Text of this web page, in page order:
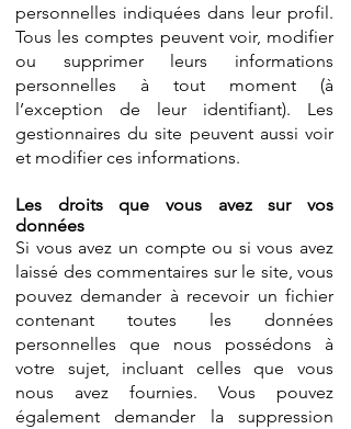
personnelles indiquées dans leur profil.
Tous les comptes peuvent voir, modifier
ou supprimer leurs informations
personnelles à tout moment (à
l’exception de leur identifiant). Les
gestionnaires du site peuvent aussi voir
et modifier ces informations.
Les droits que vous avez sur vos
données
Si vous avez un compte ou si vous avez
laissé des commentaires sur le site, vous
pouvez demander à recevoir un fichier
contenant toutes les données
personnelles que nous possédons à
votre sujet, incluant celles que vous
nous avez fournies. Vous pouvez
également demander la suppression